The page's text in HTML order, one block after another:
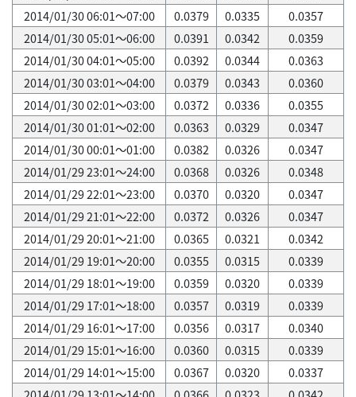
2014/01/30 06:01～07:00
0.0379 0.0335
0.0357
2014/01/30 05:01～06:00
0.0391 0.0342
0.0359
2014/01/30 04:01～05:00
0.0392 0.0344
0.0363
2014/01/30 03:01～04:00
0.0379 0.0343
0.0360
2014/01/30 02:01～03:00
0.0372 0.0336
0.0355
2014/01/30 01:01～02:00
0.0363 0.0329
0.0347
2014/01/30 00:01～01:00
0.0382 0.0326
0.0347
2014/01/29 23:01～24:00
0.0368 0.0326
0.0348
2014/01/29 22:01～23:00
0.0370 0.0320
0.0347
2014/01/29 21:01～22:00
0.0372 0.0326
0.0347
2014/01/29 20:01～21:00
0.0365 0.0321
0.0342
2014/01/29 19:01～20:00
0.0355 0.0315
0.0339
2014/01/29 18:01～19:00
0.0359 0.0320
0.0339
2014/01/29 17:01～18:00
0.0357 0.0319
0.0339
2014/01/29 16:01～17:00
0.0356 0.0317
0.0340
2014/01/29 15:01～16:00
0.0360 0.0315
0.0339
2014/01/29 14:01～15:00
0.0367 0.0320
0.0337